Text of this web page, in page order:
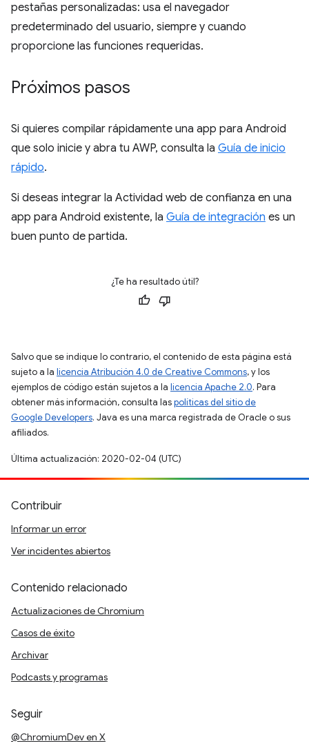
pestañas personalizadas: usa el navegador
predeterminado del usuario, siempre y cuando
proporcione las funciones requeridas.
Próximos pasos
Si quieres compilar rápidamente una app para Android
que solo inicie y abra tu AWP, consulta la Guía de inicio
rápido.
Si deseas integrar la Actividad web de confianza en una
app para Android existente, la Guía de integración es un
buen punto de partida.
¿Te ha resultado útil?
Salvo que se indique lo contrario, el contenido de esta página está
sujeto a la licencia Atribución 4.0 de Creative Commons, y los
ejemplos de código están sujetos a la licencia Apache 2.0. Para
obtener más información, consulta laspolíticas del sitio de
Google Developers. Java es una marca registrada de Oracle o sus
afiliados.
Última actualización: 2020-02-04 (UTC)
Contribuir
Informar un error
Ver incidentes abiertos
Contenido relacionado
Actualizaciones de Chromium
Casos de éxito
Archivar
Podcasts y programas
Seguir
@ChromiumDev en X